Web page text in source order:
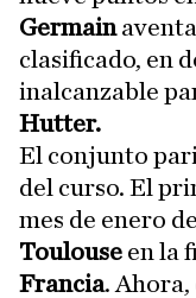
Germain
clasificado, en
inalcanzable
Hutter.
El conjunto
del curso. El
mes de enero
Toulouse en la
Francia. Ahora,